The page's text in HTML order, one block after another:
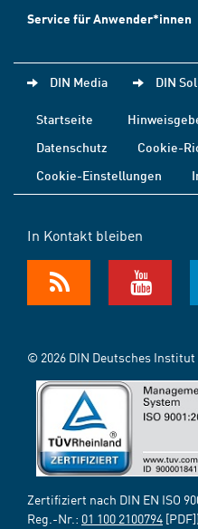
Service für Anwender*innen
DIN Media DIN
Startseite
Datenschutz
Cookie-
Cookie-Einstellungen
In Kontakt bleiben
© 2026 DIN Deutsches
Zertifiziert nach DIN EN ISO
Reg.-Nr.: 01 100 2100794 [PDF])